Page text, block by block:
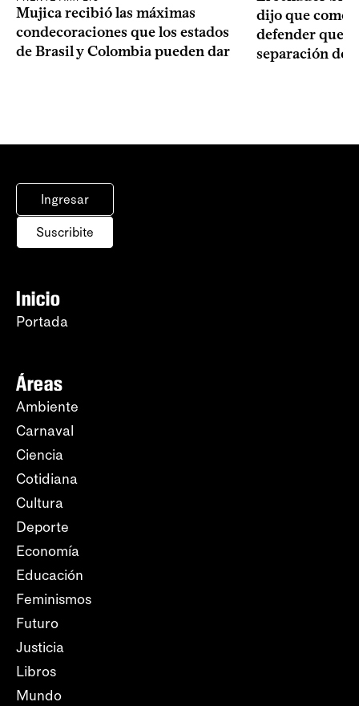
Mujica recibió las máximas
condecoraciones que los estados
de Brasil y Colombia pueden dar
dijo que como
defender que
separación de
Ingresar
Suscribite
Inicio
Portada
Áreas
Ambiente
Carnaval
Ciencia
Cotidiana
Cultura
Deporte
Economía
Educación
Feminismos
Futuro
Justicia
Libros
Mundo